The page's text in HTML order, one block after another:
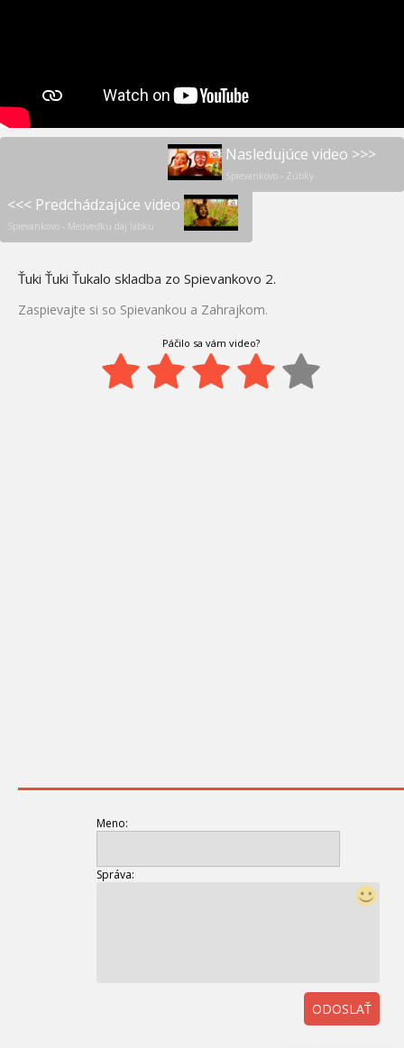
Nasledujúce video >>>
Spievankovo - Zúbky
<<< Predchádzajúce video
Spievankovo - Medveďku daj labku
Ťuki Ťuki Ťukalo skladba zo Spievankovo 2.
Zaspievajte si so Spievankou a Zahrajkom.
Páčilo sa vám video?
Meno:
Správa:
ODOSLAŤ